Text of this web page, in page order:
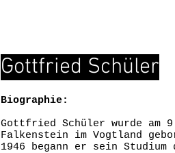
Gottfried Schüler
Biographie:
Gottfried Schüler wurde am
Falkenstein im Vogtland
1946 begann er sein